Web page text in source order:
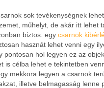
sok tevékenységnek
műhelyt, de akár itt lehet
biztos: egycsarnok
hasznát lehet venni egy
pontosan hol legyen ez az
is célba lehet e tekintetben
mekkora legyen a csarnok
illetve belmagasság lenne